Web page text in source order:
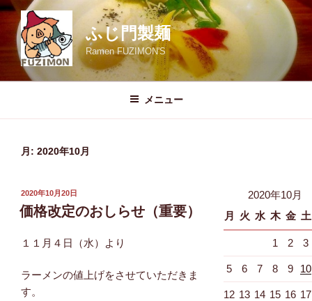
コ
ふじ門製麺
Ramen FUZIMON'S
メニュー
月: 2020年10月
投
稿
日:
2020年10月20日
価格改定のおしらせ（重要）
１１月４日（水）より
ラーメンの値上げをさせていただきま
す。
2020年10月
月
火 水 木 金 土
1 2 3
5 6 7 8 9 10
12 13 14 15 16 17